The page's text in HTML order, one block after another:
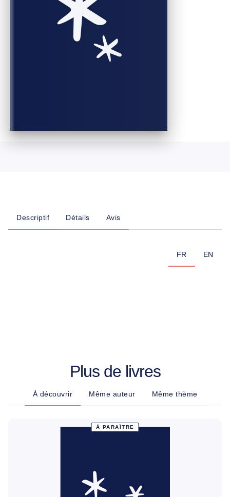
Descriptif Détails Avis
FR EN
Plus de livres
À découvrir Même auteur Même thème
À PARAÎTRE